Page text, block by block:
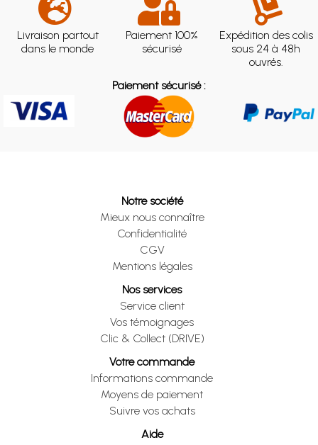
Livraison partout
dans le monde
Paiement 100%
sécurisé
Expédition des colis
sous 24 à 48h
ouvrés.
Paiement sécurisé :
Notre société
Mieux nous connaître
Confidentialité
CGV
Mentions légales
Nos services
Service client
Vos témoignages
Clic & Collect (DRIVE)
Votre commande
Informations commande
Moyens de paiement
Suivre vos achats
Aide